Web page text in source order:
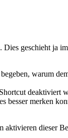
Dies geschieht ja
warum
deaktiviert
besser merken
aktivieren dieser